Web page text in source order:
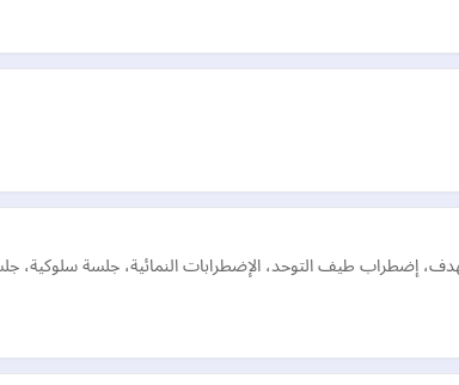
إضطراب طيف التوحد، الإضطرابات النمائية، جلسة سلوكية،